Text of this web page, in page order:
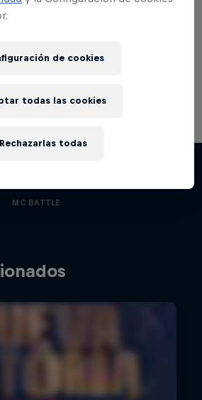
de Rimas
MC BATTLE
de cookies
Rechazarlas todas
todas las cookies